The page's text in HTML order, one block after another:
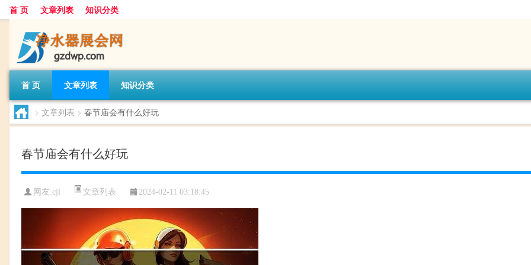
首 页 文章列表 知识分类
首 页 文章列表 知识分类
> 文章列表 > 春节庙会有什么好玩
春节庙会有什么好玩
网友:cjl 文章列表 2024-02-11 03:18:45